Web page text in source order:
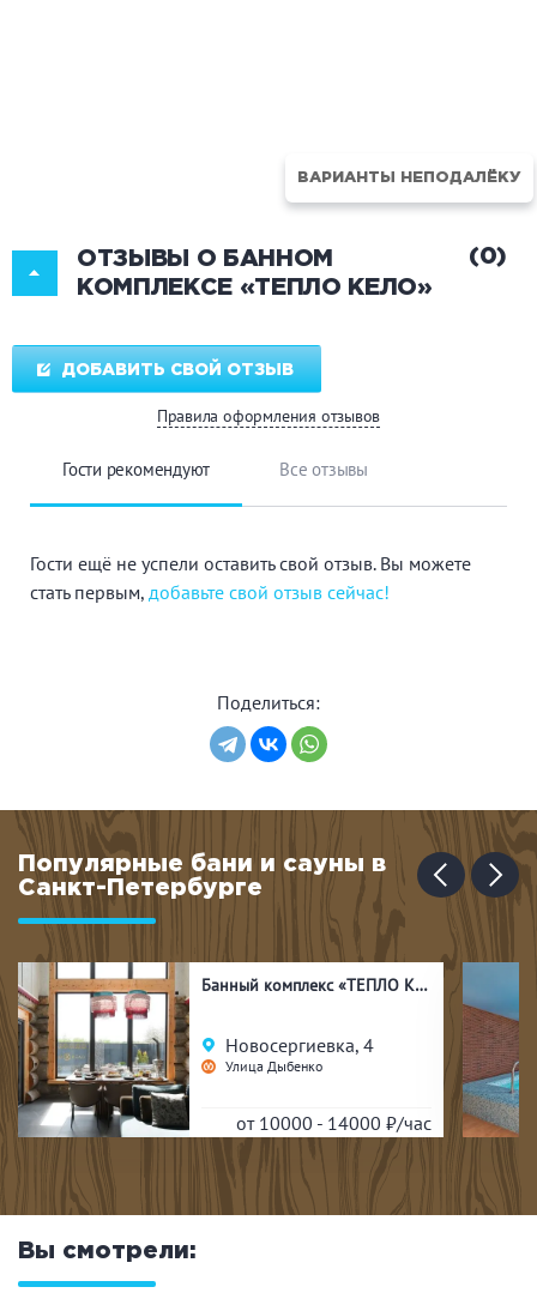
ВАРИАНТЫ НЕПОДАЛЁКУ
ОТЗЫВЫ О БАННОМ
КОМПЛЕКСЕ «ТЕПЛО КЕЛО»
(0)
ДОБАВИТЬ СВОЙ ОТЗЫВ
Правила оформления отзывов
Гости рекомендуют Все отзывы
Гости ещё не успели оставить свой отзыв. Вы можете
стать первым, добавьте свой отзыв сейчас!
Поделиться:
Популярные бани и сауны в
Санкт-Петербурге
Банный комплекс «ТЕПЛО КЕЛО»
Новосергиевка, 4
Улица Дыбенко
от 10000 - 14000 ₽/час
Вы смотрели: